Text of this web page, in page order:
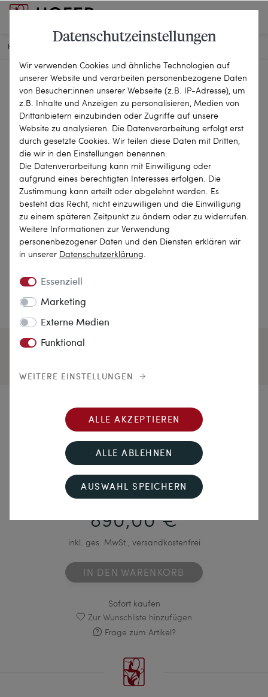
HOME KETTEN & COLLIERS
Sommerglück
Langes, zweireihiges Collier aus aus „Corallo
Sciacca“, um 1935
890,00 €
inkl. ges. MwSt., versandkostenfrei
IN DEN WARENKORB
Sofort kaufen
Zur Wunschliste hinzufügen
Frage zum Artikel?
Datenschutzeinstellungen
Wir verwenden Cookies und ähnliche Technologien auf
unserer Website und verarbeiten personenbezogene Daten
von Besucher:innen unserer Webseite (z.B. IP-Adresse), um
z.B. Inhalte und Anzeigen zu personalisieren, Medien von
Drittanbietern einzubinden oder Zugriffe auf unsere
Website zu analysieren. Die Datenverarbeitung erfolgt erst
durch gesetzte Cookies. Wir teilen diese Daten mit Dritten,
die wir in den Einstellungen benennen.
Die Datenverarbeitung kann mit Einwilligung oder
aufgrund eines berechtigten Interesses erfolgen. Die
Zustimmung kann erteilt oder abgelehnt werden. Es
besteht das Recht, nicht einzuwilligen und die Einwilligung
zu einem späteren Zeitpunkt zu ändern oder zu widerrufen.
Weitere Informationen zur Verwendung
personenbezogener Daten und den Diensten erklären wir
in unserer Daten­schutz­erklärung.
Essenziell
Marketing
Externe Medien
Funktional
WEITERE EINSTELLUNGEN
ALLE AKZEPTIEREN
ALLE ABLEHNEN
AUSWAHL SPEICHERN